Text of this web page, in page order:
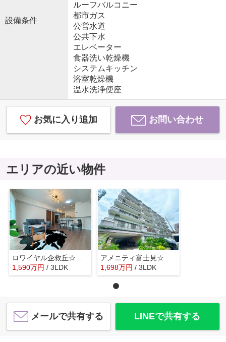
設備条件
ルーフバルコニー
都市ガス
公営水道
公共下水
エレベーター
食器洗い乾燥機
システムキッチン
浴室乾燥機
温水洗浄便座
お気に入り追加 お問い合わせ
エリアの近い物件
1,590万円 / 3LDK
1,698万円 / 3LDK
メールで共有する LINEで共有する